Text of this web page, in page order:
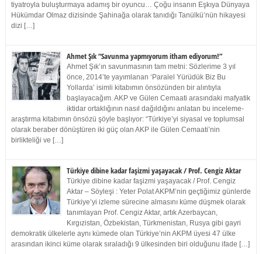
tiyatroyla buluşturmaya adamış bir oyuncu… Çoğu insanın Eşkıya Dünyaya
Hükümdar Olmaz dizisinde Şahinağa olarak tanıdığı Tanülkü’nün hikayesi
dizi […]
Ahmet Şık “Savunma yapmıyorum itham ediyorum!”
Ahmet Şık’ın savunmasının tam metni: Sözlerime 3 yıl
önce, 2014’te yayımlanan ‘Paralel Yürüdük Biz Bu
Yollarda’ isimli kitabımın önsözünden bir alıntıyla
başlayacağım. AKP ve Gülen Cemaati arasındaki mafyatik
iktidar ortaklığının nasıl dağıldığını anlatan bu inceleme-
araştırma kitabımın önsözü şöyle başlıyor: “Türkiye’yi siyasal ve toplumsal
olarak beraber dönüştüren iki güç olan AKP ile Gülen Cemaati’nin
birlikteliği ve […]
Türkiye dibine kadar faşizmi yaşayacak / Prof. Cengiz Aktar
Türkiye dibine kadar faşizmi yaşayacak / Prof. Cengiz
Aktar – Söyleşi : Yeter Polat AKPM’nin geçtiğimiz günlerde
Türkiye’yi izleme sürecine almasını küme düşmek olarak
tanımlayan Prof. Cengiz Aktar, artık Azerbaycan,
Kırgızistan, Özbekistan, Türkmenistan, Rusya gibi gayri
demokratik ülkelerle aynı kümede olan Türkiye’nin AKPM üyesi 47 ülke
arasından ikinci küme olarak sıraladığı 9 ülkesinden biri olduğunu ifade […]